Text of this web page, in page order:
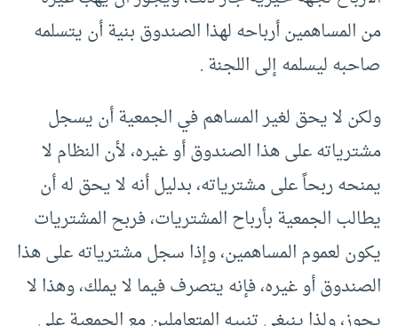
من المساهمين أرباحه لهذا الصندوق بنية أن يتسلمه
صاحبه ليسلمه إلى اللجنة .
ولكن لا يحق لغير المساهم في الجمعية أن يسجل
مشترياته على هذا الصندوق أو غيره، لأن النظام لا
يمنحه ربحاً على مشترياته، بدليل أنه لا يحق له أن
يطالب الجمعية بأرباح المشتريات، فربح المشتريات
يكون لعموم المساهمين، وإذا سجل مشترياته على هذا
الصندوق أو غيره، فإنه يتصرف فيما لا يملك، وهذا لا